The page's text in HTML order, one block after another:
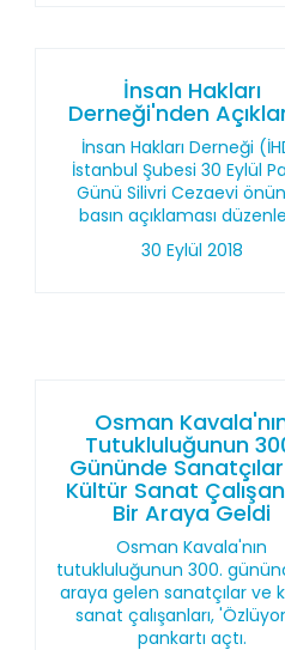
İnsan Hakları
Derneği'nden
İnsan Hakları Derneği
İstanbul Şubesi 30 Eylül
Günü Silivri Cezaevi
basın açıklaması
30 Eylül 2018
Osman
Tutukluluğunun
Gününde
Kültür Sanat
Bir Araya Geldi
Osman Kavala'nın
tutukluluğunun 300.
araya gelen sanatçılar ve
sanat çalışanları,
pankartı açtı.